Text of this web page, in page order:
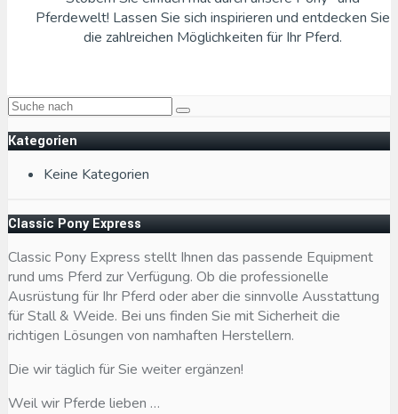
Pferdewelt! Lassen Sie sich inspirieren und entdecken Sie
die zahlreichen Möglichkeiten für Ihr Pferd.
Kategorien
Keine Kategorien
Classic Pony Express
Classic Pony Express stellt Ihnen das passende Equipment
rund ums Pferd zur Verfügung. Ob die professionelle
Ausrüstung für Ihr Pferd oder aber die sinnvolle Ausstattung
für Stall & Weide. Bei uns finden Sie mit Sicherheit die
richtigen Lösungen von namhaften Herstellern.
Die wir täglich für Sie weiter ergänzen!
Weil wir Pferde lieben …